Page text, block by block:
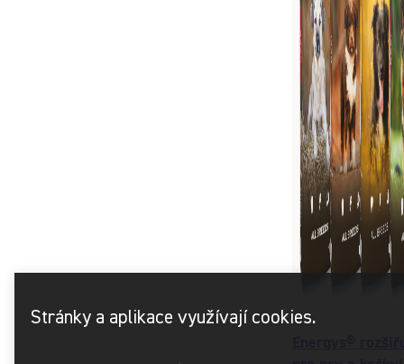
Stránky a aplikace využívají cookies.